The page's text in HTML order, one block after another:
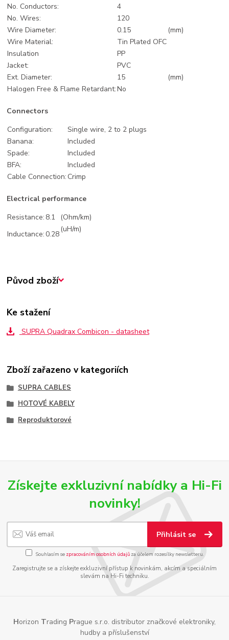
No. Conductors:
4
No. Wires:
120
Wire Diameter:
0.15
(mm)
Wire Material:
Tin Plated OFC
Insulation
PP
Jacket:
PVC
Ext. Diameter:
15
(mm)
Halogen Free & Flame Retardant:No
Connectors
Configuration:
Single wire, 2 to 2 plugs
Banana:
Included
Spade:
Included
BFA:
Included
Cable Connection: Crimp
Electrical performance
Resistance: 8.1
(Ohm/km)
Inductance: 0.28
(uH/m)
Původ zboží
Ke stažení
SUPRA Quadrax Combicon - datasheet
Zboží zařazeno v kategoriích
SUPRA CABLES
HOTOVÉ KABELY
Reproduktorové
Získejte exkluzivní nabídky a Hi-Fi
novinky!
Přihlásit se
Souhlasím se zpracováním osobních údajůza účelem rozesílky newsletteru.
Zaregistrujte se a získejte exkluzivní přístup k novinkám, akcím a speciálním
slevám na Hi-Fi techniku.
Horizon Trading Prague s.r.o. distributor značkové elektroniky,
hudby a příslušenství